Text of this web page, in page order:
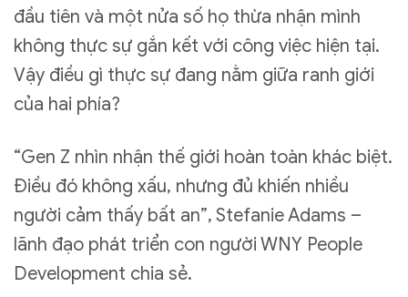
đầu tiên và một nửa số họ thừa nhận mình
không thực sự gắn kết với công việc hiện tại.
Vậy điều gì thực sự đang nằm giữa ranh giới
của hai phía?
“Gen Z nhìn nhận thế giới hoàn toàn khác biệt.
Điều đó không xấu, nhưng đủ khiến nhiều
người cảm thấy bất an”, Stefanie Adams –
lãnh đạo phát triển con người WNY People
Development chia sẻ.